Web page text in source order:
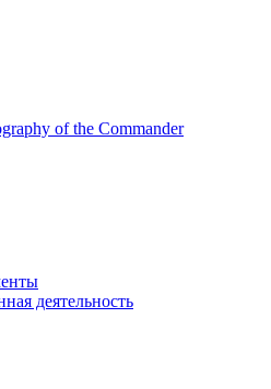
of the Commander
деятельность